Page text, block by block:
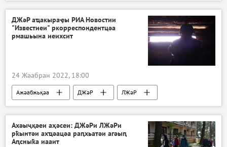
ДЖәР аҵакыраҿы РИА Новостии
"Известиеи" ркорреспондентцәа
рмашьына иеихсит
24 Жәабран 2022, 18:00
Ажәабжьқәа ДЖәР
ЛЖәР
Украина
Урыстәыла Донбасс имҩаԥнаго арратә операциа ҷыда
Ахәыҷқәеи аҳәсеи: ДЖәРи ЛЖәРи
рҟынтәи ахҵәацәа раԥхьатәи агәыԥ
Аԥсныҟа иааит